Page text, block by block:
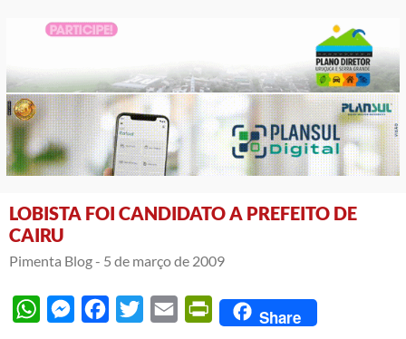
LOBISTA FOI CANDIDATO A PREFEITO DE
CAIRU
Pimenta Blog - 5 de março de 2009
WhatsAppMessengerFacebook
Twitter Email PrintFriendly
Share